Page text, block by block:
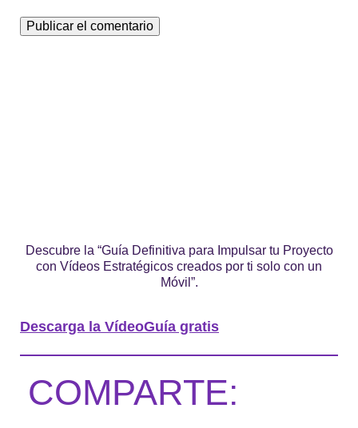
Descubre la “Guía Definitiva para Impulsar tu Proyecto
con Vídeos Estratégicos creados por ti solo con un
Móvil”.
Descarga la VídeoGuía gratis
COMPARTE: